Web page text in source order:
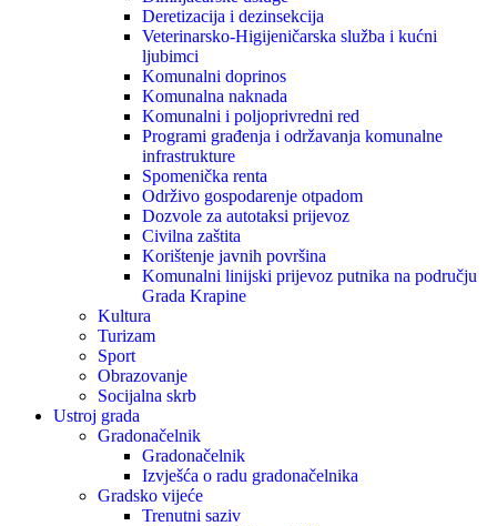
Deretizacija i dezinsekcija
Veterinarsko-Higijeničarska služba i kućni
ljubimci
Komunalni doprinos
Komunalna naknada
Komunalni i poljoprivredni red
Programi građenja i održavanja komunalne
infrastrukture
Spomenička renta
Održivo gospodarenje otpadom
Dozvole za autotaksi prijevoz
Civilna zaštita
Korištenje javnih površina
Komunalni linijski prijevoz putnika na području
Grada Krapine
Kultura
Turizam
Sport
Obrazovanje
Socijalna skrb
Ustroj grada
Gradonačelnik
Gradonačelnik
Izvješća o radu gradonačelnika
Gradsko vijeće
Trenutni saziv